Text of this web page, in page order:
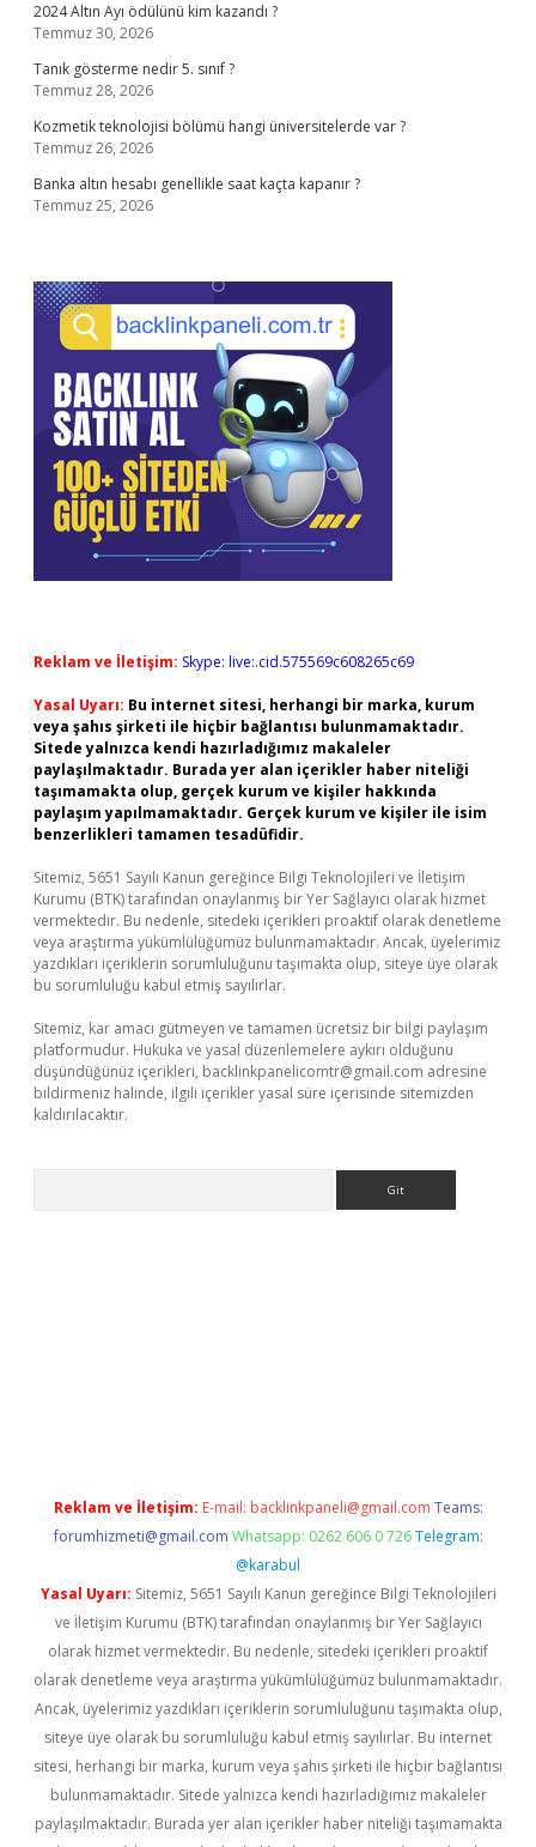
2024 Altın Ayı ödülünü kim kazandı ?
Temmuz 30, 2026
Tanık gösterme nedir 5. sınıf ?
Temmuz 28, 2026
Kozmetik teknolojisi bölümü hangi üniversitelerde var ?
Temmuz 26, 2026
Banka altın hesabı genellikle saat kaçta kapanır ?
Temmuz 25, 2026
Reklam ve İletişim: Skype: live:.cid.575569c608265c69
Yasal Uyarı: Bu internet sitesi, herhangi bir marka, kurum
veya şahıs şirketi ile hiçbir bağlantısı bulunmamaktadır.
Sitede yalnızca kendi hazırladığımız makaleler
paylaşılmaktadır. Burada yer alan içerikler haber niteliği
taşımamakta olup, gerçek kurum ve kişiler hakkında
paylaşım yapılmamaktadır. Gerçek kurum ve kişiler ile isim
benzerlikleri tamamen tesadüfidir.
Sitemiz, 5651 Sayılı Kanun gereğince Bilgi Teknolojileri ve İletişim
Kurumu (BTK) tarafından onaylanmış bir Yer Sağlayıcı olarak hizmet
vermektedir. Bu nedenle, sitedeki içerikleri proaktif olarak denetleme
veya araştırma yükümlülüğümüz bulunmamaktadır. Ancak, üyelerimiz
yazdıkları içeriklerin sorumluluğunu taşımakta olup, siteye üye olarak
bu sorumluluğu kabul etmiş sayılırlar.
Sitemiz, kar amacı gütmeyen ve tamamen ücretsiz bir bilgi paylaşım
platformudur. Hukuka ve yasal düzenlemelere aykırı olduğunu
düşündüğünüz içerikleri, backlinkpanelicomtr@gmail.com adresine
bildirmeniz halinde, ilgili içerikler yasal süre içerisinde sitemizden
kaldırılacaktır.
Reklam ve İletişim: E-mail: backlinkpaneli@gmail.com Teams:
forumhizmeti@gmail.com Whatsapp: 0262 606 0 726 Telegram:
@karabul
Yasal Uyarı: Sitemiz, 5651 Sayılı Kanun gereğince Bilgi Teknolojileri
ve İletişim Kurumu (BTK) tarafından onaylanmış bir Yer Sağlayıcı
olarak hizmet vermektedir. Bu nedenle, sitedeki içerikleri proaktif
olarak denetleme veya araştırma yükümlülüğümüz bulunmamaktadır.
Ancak, üyelerimiz yazdıkları içeriklerin sorumluluğunu taşımakta olup,
siteye üye olarak bu sorumluluğu kabul etmiş sayılırlar. Bu internet
sitesi, herhangi bir marka, kurum veya şahıs şirketi ile hiçbir bağlantısı
bulunmamaktadır. Sitede yalnızca kendi hazırladığımız makaleler
paylaşılmaktadır. Burada yer alan içerikler haber niteliği taşımamakta